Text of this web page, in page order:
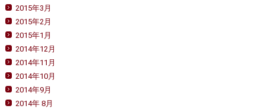
2015年3月
2015年2月
2015年1月
2014年12月
2014年11月
2014年10月
2014年9月
2014年 8月